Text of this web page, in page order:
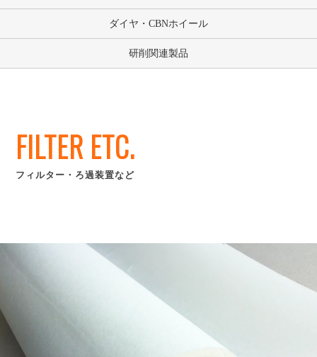
ダイヤ・CBNホイール
研削関連製品
FILTER ETC.
フィルター・ろ過装置など